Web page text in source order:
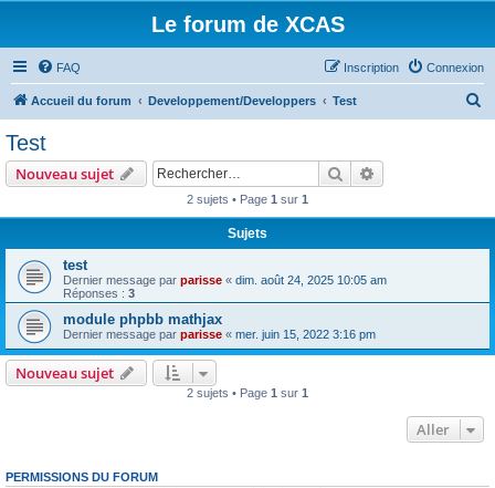
Le forum de XCAS
FAQ Connexion
Inscription
Accueil du forum Developpement/Developpers Test
Test
Nouveau sujet Rechercher
2 sujets • Page 1 sur 1
Sujets
test
Dernier message par parisse « dim. août 24, 2025 10:05 am
Réponses : 3
module phpbb mathjax
Dernier message par parisse « mer. juin 15, 2022 3:16 pm
Nouveau sujet
2 sujets • Page 1 sur 1
Aller
PERMISSIONS DU FORUM